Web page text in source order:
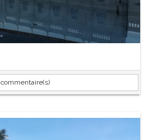
commentaire(s)